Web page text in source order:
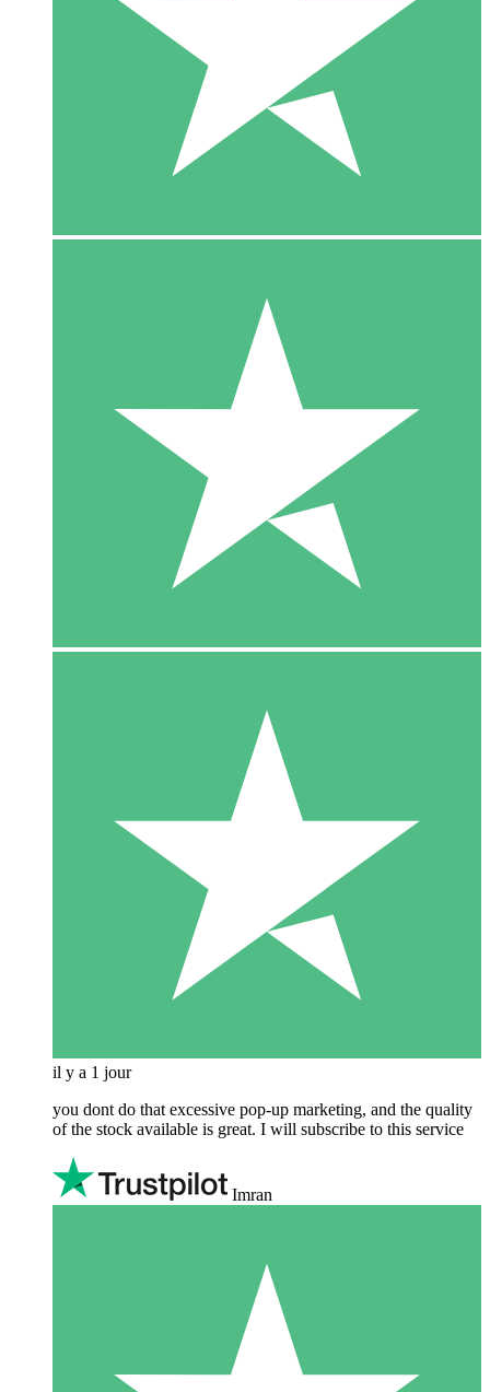
il y a 1 jour
you dont do that excessive pop-up marketing, and the quality
of the stock available is great. I will subscribe to this service
Imran